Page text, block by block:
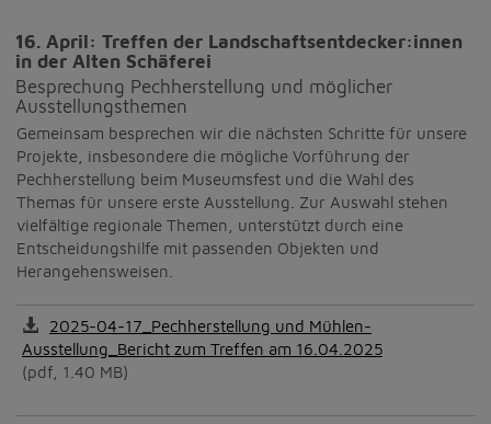
16. April: Treffen der Landschaftsentdecker:innen
in der Alten Schäferei
Besprechung Pechherstellung und möglicher
Ausstellungsthemen
Gemeinsam besprechen wir die nächsten Schritte für unsere
Projekte, insbesondere die mögliche Vorführung der
Pechherstellung beim Museumsfest und die Wahl des
Themas für unsere erste Ausstellung. Zur Auswahl stehen
vielfältige regionale Themen, unterstützt durch eine
Entscheidungshilfe mit passenden Objekten und
Herangehensweisen.
2025-04-17_Pechherstellung und Mühlen-
Ausstellung_Bericht zum Treffen am 16.04.2025
(pdf, 1.40 MB)